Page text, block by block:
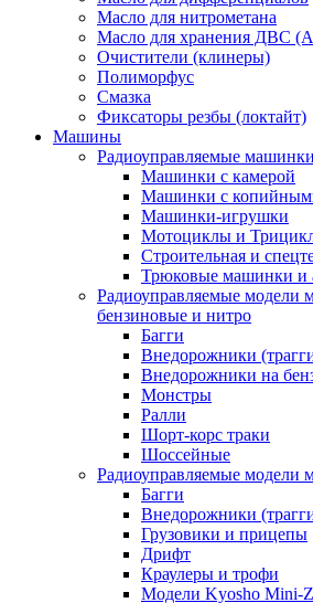
Масло для нитрометана
Масло для хранения ДВС
Очистители (клинеры)
Полиморфус
Смазка
Фиксаторы резбы (локтайт)
Машины
Радиоуправляемые
Машинки с камерой
Машинки с
Машинки-игрушки
Мотоциклы и
Строительная и
Трюковые машинки и
Радиоуправляемые
бензиновые и нитро
Багги
Внедорожники
Внедорожники на
Монстры
Ралли
Шорт-корс траки
Шоссейные
Радиоуправляемые модели
Багги
Внедорожники
Грузовики и прицепы
Дрифт
Краулеры и трофи
Модели Kyosho Mini-Z